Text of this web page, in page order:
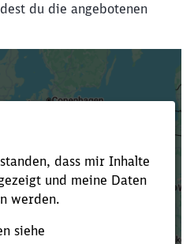
du die angebotenen